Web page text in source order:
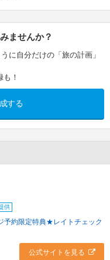
ませんか？
に自分だけの「旅の計画」
！
する
供
予約限定特典★レイトチェック
公式サイトを見る